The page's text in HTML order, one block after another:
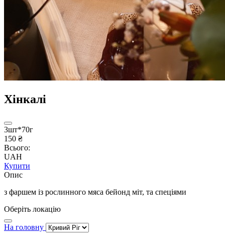
Хінкалі
3шт*70г
150 ₴
Всього:
UAH
Купити
Опис
з фаршем із рослинного мяса бейонд міт, та спеціями
Оберіть локацію
На головну